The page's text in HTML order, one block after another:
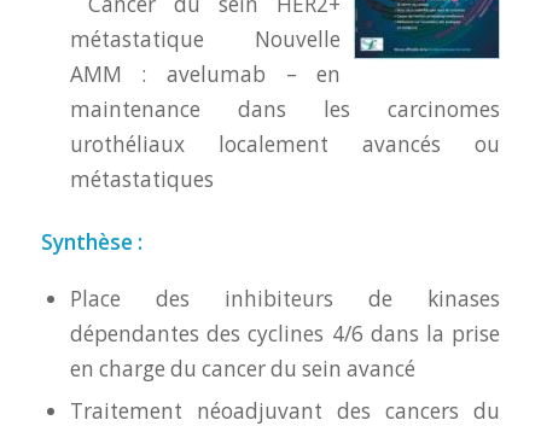
métastatique Nouvelle
AMM : avelumab – en
maintenance dans les carcinomes
urothéliaux localement avancés ou
métastatiques
Synthèse :
Place des inhibiteurs de kinases
dépendantes des cyclines 4/6 dans la prise
en charge du cancer du sein avancé
Traitement néoadjuvant des cancers du